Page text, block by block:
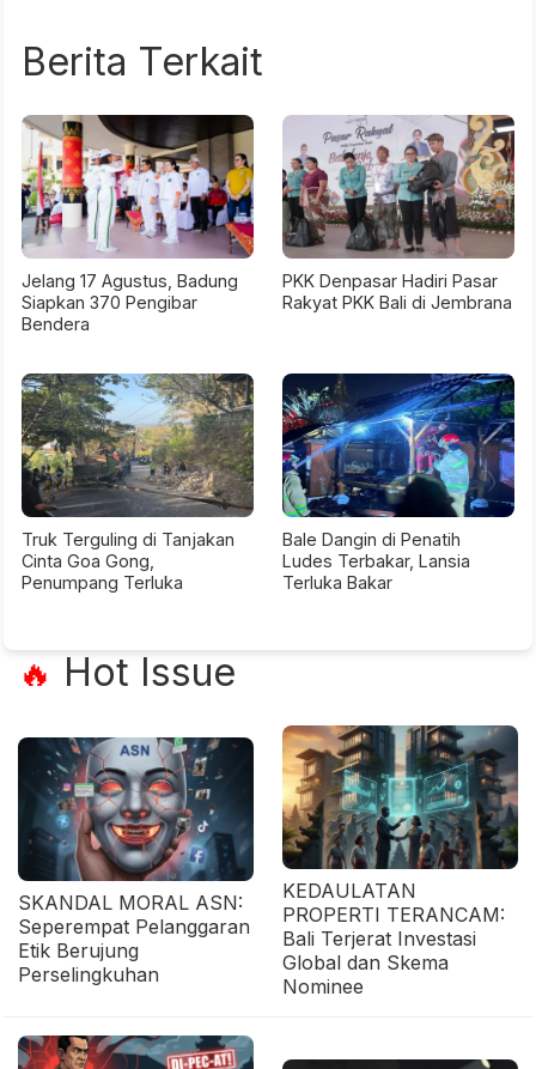
Berita Terkait
Jelang 17 Agustus, Badung
Siapkan 370 Pengibar
Bendera
PKK Denpasar Hadiri Pasar
Rakyat PKK Bali di Jembrana
Truk Terguling di Tanjakan
Cinta Goa Gong,
Penumpang Terluka
Bale Dangin di Penatih
Ludes Terbakar, Lansia
Terluka Bakar
🔥 Hot Issue
SKANDAL MORAL ASN:
Seperempat Pelanggaran
Etik Berujung
Perselingkuhan
KEDAULATAN
PROPERTI TERANCAM:
Bali Terjerat Investasi
Global dan Skema
Nominee